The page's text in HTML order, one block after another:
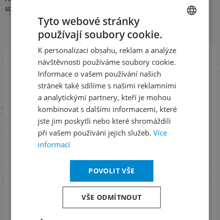
sbormistr Jiří Chvála
Přihlaste se k našemu newsletteru
a buďte jako první v obraze
ODEBÍRAT NEWSLETTER
LinkedIn
ENGLISH
Tyto webové stránky
používají soubory cookie.
K personalizaci obsahu, reklam a analýze
návštěvnosti používáme soubory cookie.
Informace o vašem používání našich
stránek také sdílíme s našimi reklamními
a analytickými partnery, kteří je mohou
kombinovat s dalšími informacemi, které
jste jim poskytli nebo které shromáždili
při vašem používání jejich služeb. Více
informací
POVOLIT VŠE
VŠE ODMÍTNOUT